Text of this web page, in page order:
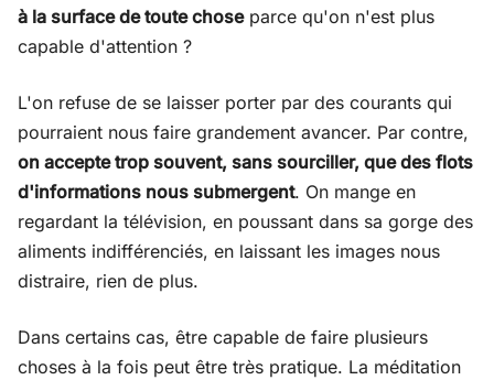
à la surface de toute choseparce qu'on n'est plus
capable d'attention ?
L'on refuse de se laisser porter par des courants qui
pourraient nous faire grandement avancer. Par contre,
on accepte trop souvent, sans sourciller, que des flots
d'informations nous submergent. On mange en
regardant la télévision, en poussant dans sa gorge des
aliments indifférenciés, en laissant les images nous
distraire, rien de plus.
Dans certains cas, être capable de faire plusieurs
choses à la fois peut être très pratique. La méditation